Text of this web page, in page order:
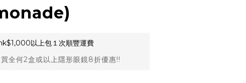
以上包１次順豐運費
全何2盒或以上隱形眼鏡8折優惠!!